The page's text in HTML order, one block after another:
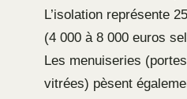
L’isolation représente
(4 000 à 8 000 euros
Les menuiseries
vitrées) pèsent